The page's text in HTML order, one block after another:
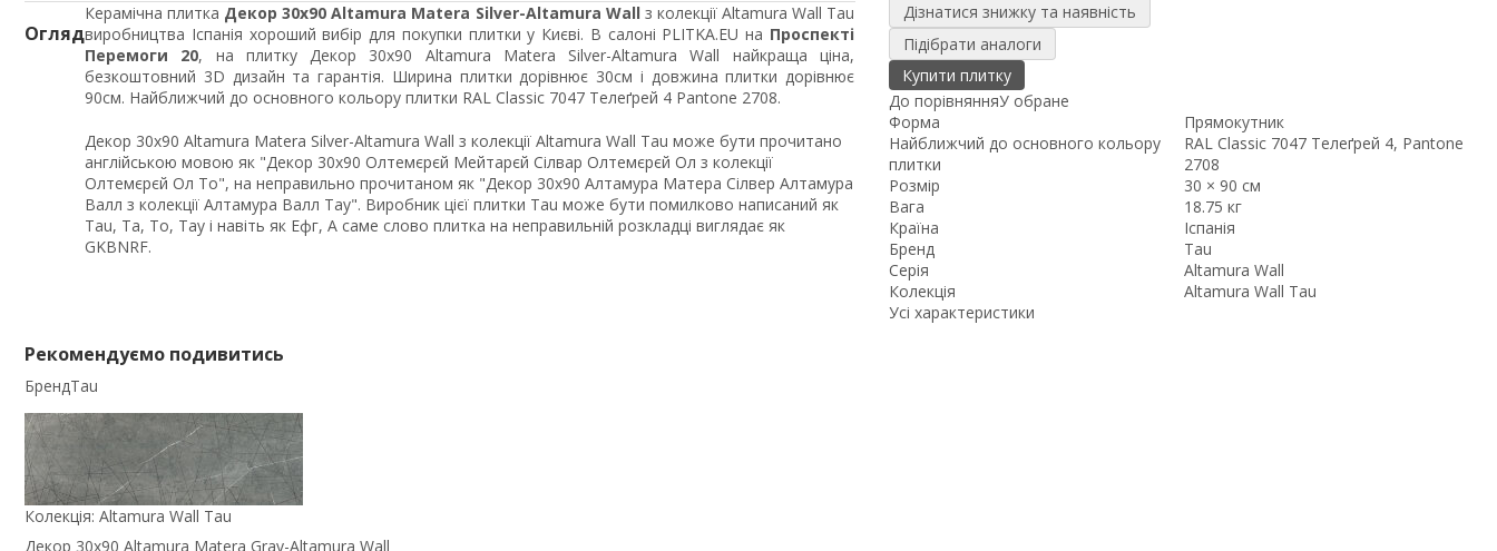
Огляд
Керамічна плитка Декор 30x90 Altamura Matera Silver-Altamura Wall з колекції Altamura Wall Tau
виробництва Іспанія хороший вибір для покупки плитки у Києві. В салоні PLITKA.EU на Проспекті
Перемоги 20, на плитку Декор 30x90 Altamura Matera Silver-Altamura Wall найкраща ціна,
безкоштовний 3D дизайн та гарантія. Ширина плитки дорівнює 30см і довжина плитки дорівнює
90см. Найближчий до основного кольору плитки RAL Classic 7047 Телеґрей 4 Pantone 2708.
Декор 30x90 Altamura Matera Silver-Altamura Wall з колекції Altamura Wall Tau може бути прочитано
англійською мовою як "Декор 30x90 Олтемєрєй Мейтарєй Сілвар Олтемєрєй Ол з колекції
Олтемєрєй Ол То", на неправильно прочитаном як "Декор 30x90 Алтамура Матера Сілвер Алтамура
Валл з колекції Алтамура Валл Тау". Виробник цієї плитки Tau може бути помилково написаний як
Tau, Ta, То, Тау і навіть як Ефг, А саме слово плитка на неправильній розкладці виглядає як
GKBNRF.
Дізнатися знижку та наявність
Підібрати аналоги
Купити плитку
До порівнянняУ обране
Форма
Прямокутник
Найближчий до основного кольору
плитки
RAL Classic 7047 Телеґрей 4, Pantone
2708
Розмір
30 × 90 см
Вага
18.75 кг
Країна
Іспанія
Бренд
Tau
Серія
Altamura Wall
Колекція
Altamura Wall Tau
Усі характеристики
Рекомендуємо подивитись
БрендTau
Колекція: Altamura Wall Tau
Декор 30x90 Altamura Matera Gray-Altamura Wall